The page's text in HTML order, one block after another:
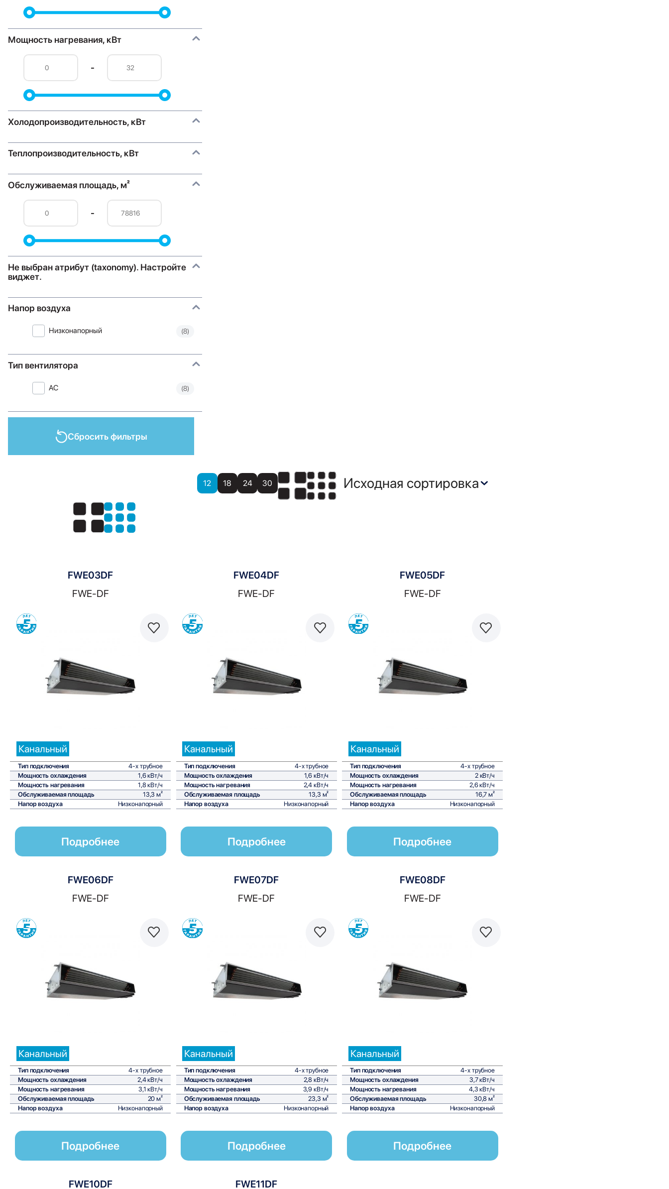
Мощность нагревания, кВт
-
Холодопроизводительность, кВт
Теплопроизводительность, кВт
Обслуживаемая площадь, м²
-
Не выбран атрибут (taxonomy). Настройте
виджет.
Напор воздуха
Низконапорный (8)
Тип вентилятора
AC (8)
Сбросить фильтры
12 18 24 30
Показать:
FWE03DF
FWE-DF
Сравнить
Канальный
Тип подключения
4-х трубное
Мощность охлаждения
1,6 кВт/ч
Мощность нагревания
1,8 кВт/ч
Обслуживаемая площадь
13,3 м²
Напор воздуха
Низконапорный
Подробнее
FWE04DF
FWE-DF
Сравнить
Канальный
Тип подключения
4-х трубное
Мощность охлаждения
1,6 кВт/ч
Мощность нагревания
2,4 кВт/ч
Обслуживаемая площадь
13,3 м²
Напор воздуха
Низконапорный
Подробнее
FWE05DF
FWE-DF
Сравнить
Канальный
Тип подключения
4-х трубное
Мощность охлаждения
2 кВт/ч
Мощность нагревания
2,6 кВт/ч
Обслуживаемая площадь
16,7 м²
Напор воздуха
Низконапорный
Подробнее
FWE06DF
FWE-DF
Сравнить
Канальный
Тип подключения
4-х трубное
Мощность охлаждения
2,4 кВт/ч
Мощность нагревания
3,1 кВт/ч
Обслуживаемая площадь
20 м²
Напор воздуха
Низконапорный
Подробнее
FWE07DF
FWE-DF
Сравнить
Канальный
Тип подключения
4-х трубное
Мощность охлаждения
2,8 кВт/ч
Мощность нагревания
3,9 кВт/ч
Обслуживаемая площадь
23,3 м²
Напор воздуха
Низконапорный
Подробнее
FWE08DF
FWE-DF
Сравнить
Канальный
Тип подключения
4-х трубное
Мощность охлаждения
3,7 кВт/ч
Мощность нагревания
4,3 кВт/ч
Обслуживаемая площадь
30,8 м²
Напор воздуха
Низконапорный
Подробнее
FWE10DF FWE11DF